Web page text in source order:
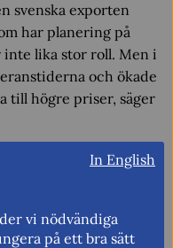
svenska exporten
har planering på
lika stor roll. Men i
och ökade
till högre priser, säger
i Röda havet
av
In English
vi nödvändiga
på ett bra sätt